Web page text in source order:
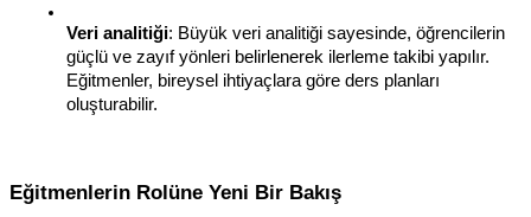
Veri analitiği: Büyük veri analitiği sayesinde, öğrencilerin
güçlü ve zayıf yönleri belirlenerek ilerleme takibi yapılır.
Eğitmenler, bireysel ihtiyaçlara göre ders planları
oluşturabilir.
Eğitmenlerin Rolüne Yeni Bir Bakış